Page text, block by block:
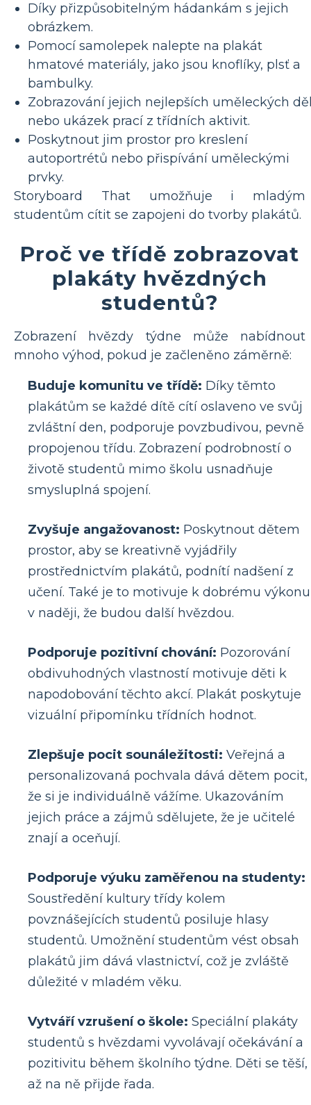
Díky přizpůsobitelným hádankám s jejich
obrázkem.
Pomocí samolepek nalepte na plakát
hmatové materiály, jako jsou knoflíky, plsť a
bambulky.
Zobrazování jejich nejlepších uměleckých
nebo ukázek prací z třídních aktivit.
Poskytnout jim prostor pro kreslení
autoportrétů nebo přispívání uměleckými
prvky.
Storyboard That umožňuje i mladým
studentům cítit se zapojeni do tvorby plakátů.
Proč ve třídě zobrazovat
plakáty hvězdných
studentů?
Zobrazení hvězdy týdne může nabídnout
mnoho výhod, pokud je začleněno záměrně:
Buduje komunitu ve třídě: Díky těmto
plakátům se každé dítě cítí oslaveno ve svůj
zvláštní den, podporuje povzbudivou, pevně
propojenou třídu. Zobrazení podrobností o
životě studentů mimo školu usnadňuje
smysluplná spojení.
Zvyšuje angažovanost: Poskytnout dětem
prostor, aby se kreativně vyjádřily
prostřednictvím plakátů, podnítí nadšení z
učení. Také je to motivuje k dobrému výkonu
v naději, že budou další hvězdou.
Podporuje pozitivní chování: Pozorování
obdivuhodných vlastností motivuje děti k
napodobování těchto akcí. Plakát poskytuje
vizuální připomínku třídních hodnot.
Zlepšuje pocit sounáležitosti: Veřejná a
personalizovaná pochvala dává dětem pocit,
že si je individuálně vážíme. Ukazováním
jejich práce a zájmů sdělujete, že je učitelé
znají a oceňují.
Podporuje výuku zaměřenou na studenty:
Soustředění kultury třídy kolem
povznášejících studentů posiluje hlasy
studentů. Umožnění studentům vést obsah
plakátů jim dává vlastnictví, což je zvláště
důležité v mladém věku.
Vytváří vzrušení o škole: Speciální plakáty
studentů s hvězdami vyvolávají očekávání a
pozitivitu během školního týdne. Děti se těší,
až na ně přijde řada.